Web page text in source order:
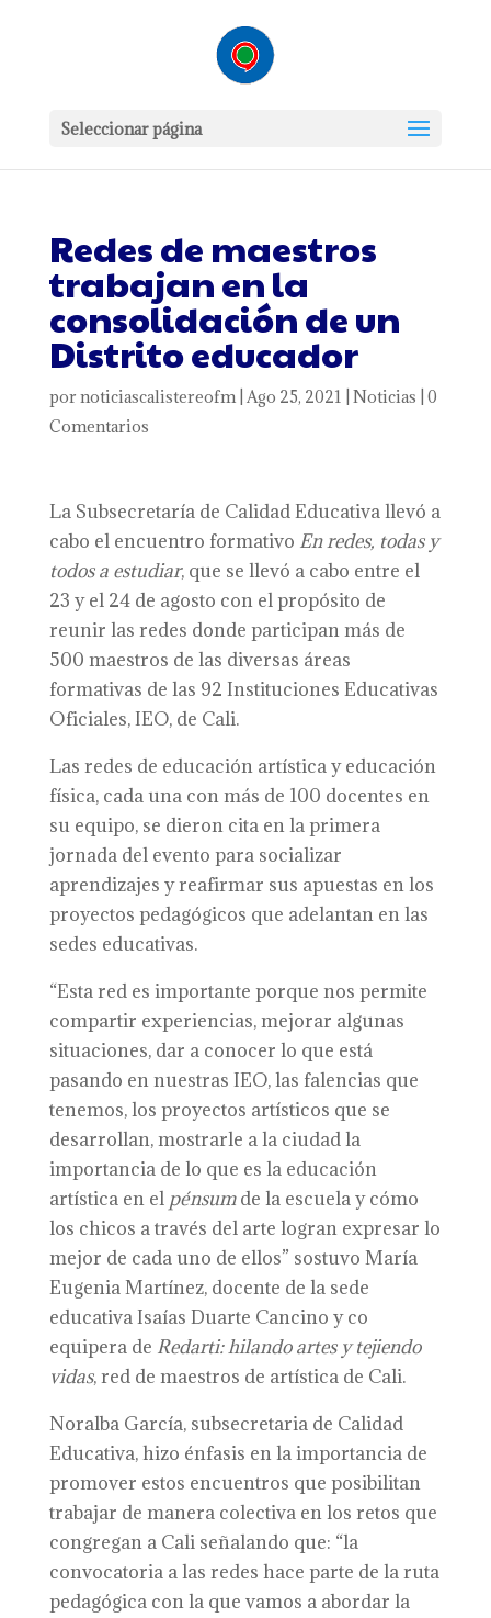
Seleccionar página
Redes de maestros
trabajan en la
consolidación de un
Distrito educador
por noticiascalistereofm| Ago 25, 2021 Noticias 0
Comentarios
La Subsecretaría de Calidad Educativa llevó a
cabo el encuentro formativo En redes, todas y
todos a estudiar, que se llevó a cabo entre el
23 y el 24 de agosto con el propósito de
reunir las redes donde participan más de
500 maestros de las diversas áreas
formativas de las 92 Instituciones Educativas
Oficiales, IEO, de Cali.
Las redes de educación artística y educación
física, cada una con más de 100 docentes en
su equipo, se dieron cita en la primera
jornada del evento para socializar
aprendizajes y reafirmar sus apuestas en los
proyectos pedagógicos que adelantan en las
sedes educativas.
“Esta red es importante porque nos permite
compartir experiencias, mejorar algunas
situaciones, dar a conocer lo que está
pasando en nuestras IEO, las falencias que
tenemos, los proyectos artísticos que se
desarrollan, mostrarle a la ciudad la
importancia de lo que es la educación
artística en el pénsumde la escuela y cómo
los chicos a través del arte logran expresar lo
mejor de cada uno de ellos” sostuvo María
Eugenia Martínez, docente de la sede
educativa Isaías Duarte Cancino y co
equipera de Redarti: hilando artes y tejiendo
vidas, red de maestros de artística de Cali.
Noralba García, subsecretaria de Calidad
Educativa, hizo énfasis en la importancia de
promover estos encuentros que posibilitan
trabajar de manera colectiva en los retos que
congregan a Cali señalando que: “la
convocatoria a las redes hace parte de la ruta
pedagógica con la que vamos a abordar la